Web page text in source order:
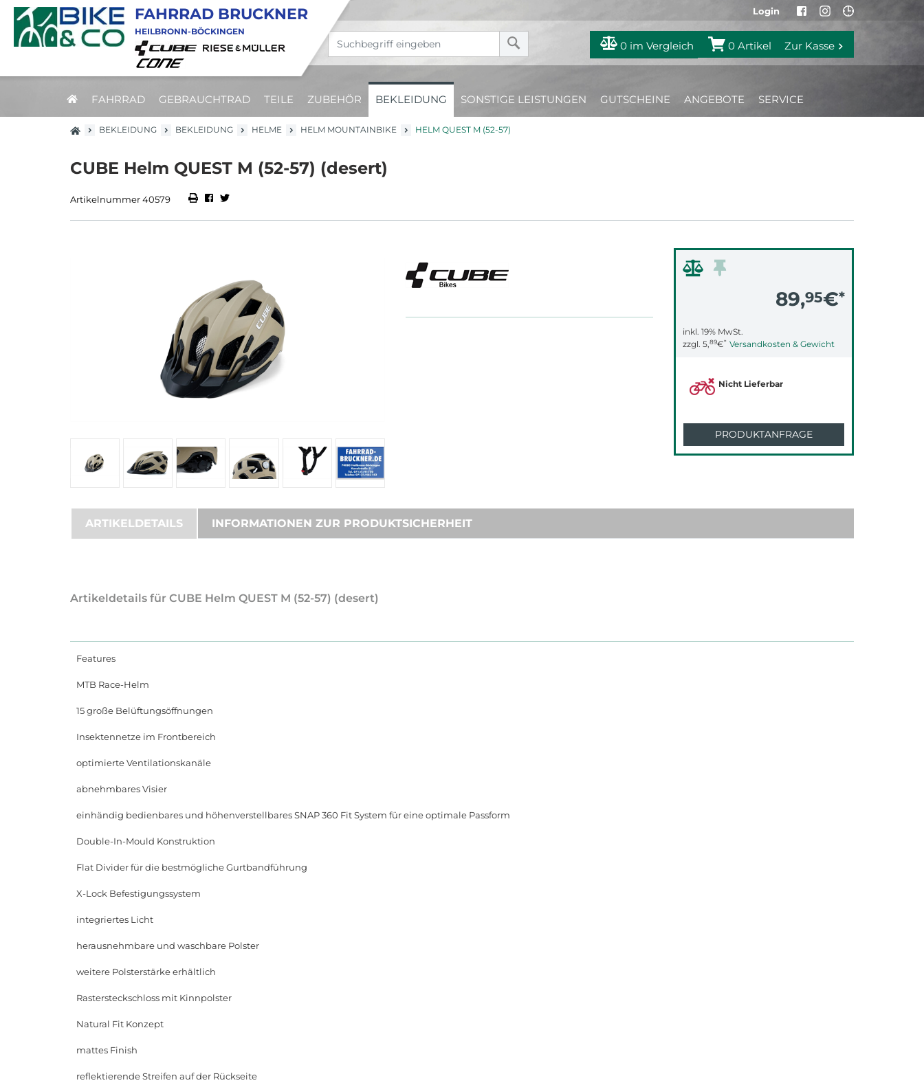
Login
0 im Vergleich 0 Artikel Zur Kasse
FAHRRAD GEBRAUCHTRAD TEILE ZUBEHÖR BEKLEIDUNG SONSTIGE LEISTUNGEN GUTSCHEINE ANGEBOTE SERVICE
FAHRRAD BRUCKNER
HEILBRONN-BÖCKINGEN
BEKLEIDUNG BEKLEIDUNG HELME HELM MOUNTAINBIKE HELM QUEST M (52-57)
CUBE Helm QUEST M (52-57) (desert)
Artikelnummer 40579
89,95€*
inkl. 19% MwSt.
zzgl. 5,89€* Versandkosten & Gewicht
Nicht Lieferbar
PRODUKTANFRAGE
ARTIKELDETAILS INFORMATIONEN ZUR PRODUKTSICHERHEIT
Artikeldetails für CUBE Helm QUEST M (52-57) (desert)
Features
MTB Race-Helm
15 große Belüftungsöffnungen
Insektennetze im Frontbereich
optimierte Ventilationskanäle
abnehmbares Visier
einhändig bedienbares und höhenverstellbares SNAP 360 Fit System für eine optimale Passform
Double-In-Mould Konstruktion
Flat Divider für die bestmögliche Gurtbandführung
X-Lock Befestigungssystem
integriertes Licht
herausnehmbare und waschbare Polster
weitere Polsterstärke erhältlich
Rastersteckschloss mit Kinnpolster
Natural Fit Konzept
mattes Finish
reflektierende Streifen auf der Rückseite